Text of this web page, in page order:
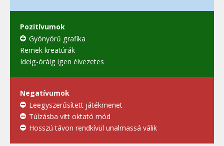
Pozitívumok
Gyönyörű grafika
Remek kreatúrák
Ideig-óráig igen élvezetes
Negatívumok
Leegyszerűsített játékmenet
Túlzásba vitt oktató mód
Hosszú távon rendkívül unalmassá válik